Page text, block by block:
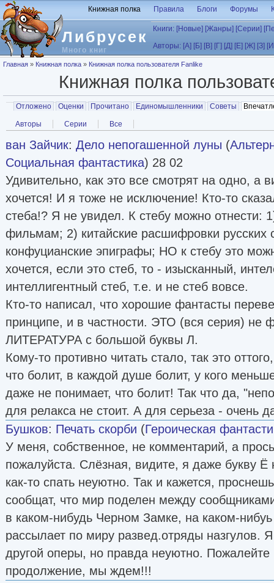
Перейти к основному содержанию
Либрусек
Много книг
Книжная полка Правила Блоги Форумы
Книги: [Новые] [Жанры] [Серии]
Авторы: [А] [Б] [В] [Г] [Д] [Е] [Ж] [З]
Вы здесь
Главная » Книжная полка » Книжная полка пользователя Fanlike
Книжная полка
Главные вкладки
Отложено Оценки Прочитано Единомышленники Советы
Вторичные вкладки
Авторы Серии Все
ван Зайчик: Дело непогашенной луны (
Социальная фантастика) 28 02
Удивительно, как это все смотрят на одно, а
хочется! И я тоже не исключение! Кто-то
стеба!? Я не увидел. К стебу можно отнести:
фильмам; 2) китайские расшифровки русских
конфуцианские эпиграфы; НО к стебу это
хочется, если это стеб, то - изысканный,
интеллигентный стеб, т.е. и не стеб вовсе.
Кто-то написал, что хорошие фантасты
принципе, и в частности. ЭТО (вся серия) не
ЛИТЕРАТУРА с большой буквы Л.
Кому-то противно читать стало, так это
что болит, в каждой душе болит, у кого
даже не понимает, что болит! Так что да,
для релакса не стоит. А для серьеза - очень
Бушков: Печать скорби (Героическая
У меня, собственное, не комментарий, а
пожалуйста. Слёзная, видите, я даже букву
как-то спать неуютно. Так и кажется,
сообщат, что мир поделен между
в каком-нибудь Черном Замке, на каком-
рассылает по миру развед.отряды назгулов.
другой оперы, но правда неуютно. Пожалейте
продолжение, мы ждем!!!